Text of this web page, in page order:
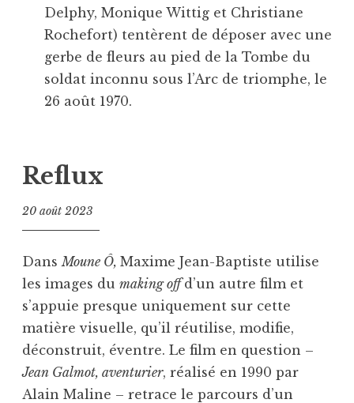
Delphy, Monique Wittig et Christiane
Rochefort) tentèrent de déposer avec une
gerbe de fleurs au pied de la Tombe du
soldat inconnu sous l’Arc de triomphe, le
26 août 1970.
Reflux
20 août 2023
Dans Moune Ô, Maxime Jean-Baptiste utilise
les images du making offd’un autre film et
s’appuie presque uniquement sur cette
matière visuelle, qu’il réutilise, modifie,
déconstruit, éventre. Le film en question –
Jean Galmot, aventurier, réalisé en 1990 par
Alain Maline – retrace le parcours d’un